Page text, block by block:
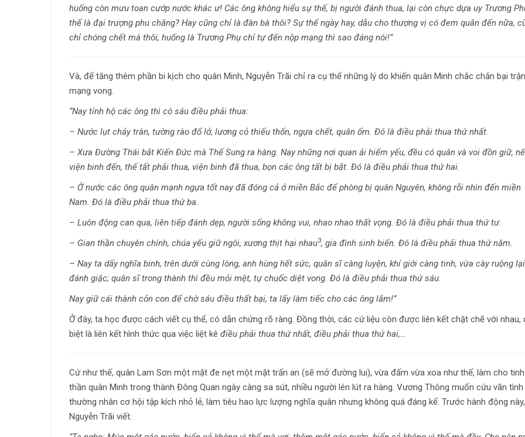
huống còn mưu toan cướp nước khác ư! Các ông không hiểu sự thế, bị người đánh thua, lại còn chực dựa uy Trương
thế là đại trượng phu chăng? Hay cũng chỉ là đàn bà thôi? Sự thế ngày hay, dẫu cho thượng vị có đem quân đến nữa,
chỉ chóng chết mà thôi, huống là Trương Phụ chỉ tự đến nộp mạng thì sao đáng nói!”
Và, để tăng thêm phần bi kịch cho quân Minh, Nguyễn Trãi chỉ ra cụ thể những lý do khiến quân Minh chắc chắn bại trận
mạng vong.
“Nay tính hộ các ông thì có sáu điều phải thua:
– Nước lụt chảy tràn, tường rào đổ lở, lương cỏ thiếu thốn, ngựa chết, quân ốm. Đó là điều phải thua thứ nhất.
– Xưa Đường Thái bắt Kiến Đức mà Thế Sung ra hàng. Nay những nơi quan ải hiểm yếu, đều có quân và voi đồn giữ,
viện binh đến, thế tất phải thua, viện binh đã thua, bọn các ông tất bị bắt. Đó là điều phải thua thứ hai.
– Ở nước các ông quân mạnh ngựa tốt nay đã đóng cả ở miền Bắc để phòng bị quân Nguyên, không rỗi nhìn đến miền
Nam. Đó là điều phải thua thứ ba.
– Luôn động can qua, liên tiếp đánh dẹp, người sống không vui, nhao nhao thất vọng. Đó là điều phải thua thứ tư.
– Gian thần chuyên chính, chúa yếu giữ ngôi, xương thịt hại nhau3, gia đình sinh biến. Đó là điều phải thua thứ năm.
– Nay ta dấy nghĩa binh, trên dưới cùng lòng, anh hùng hết sức, quân sĩ càng luyện, khí giới càng tinh, vừa cày ruộng
đánh giặc; quân sĩ trong thành thì đều mỏi mệt, tự chuốc diệt vong. Đó là điều phải thua thứ sáu.
Nay giữ cái thành cỏn con để chờ sáu điều thất bại, ta lấy làm tiếc cho các ông lắm!”
Ở đây, ta học được cách viết cụ thể, có dẫn chứng rõ ràng. Đồng thời, các cứ liệu còn được liên kết chặt chẽ với nhau,
biệt là liên kết hình thức qua việc liệt kê điều phải thua thứ nhất, điều phải thua thứ hai,…
Cứ như thế, quân Lam Sơn một mặt đe nẹt một mặt trấn an (sẽ mở đường lui), vừa đấm vừa xoa như thế, làm cho tinh
thần quân Minh trong thành Đông Quan ngày càng sa sút, nhiều người lén lút ra hàng. Vương Thông muốn cứu vãn tình
thường nhân cơ hội tập kích nhỏ lẻ, làm tiêu hao lực lượng nghĩa quân nhưng không quá đáng kể. Trước hành động này,
Nguyễn Trãi viết: